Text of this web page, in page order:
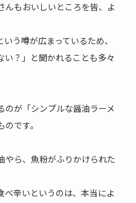
んもおいしいところを皆、よ
う噂が広まっているため、
い？」と聞かれることも多々
のが「シンプルな醤油ラーメ
です。
やら、魚粉がふりかけられた
べ辛いというのは、本当によ